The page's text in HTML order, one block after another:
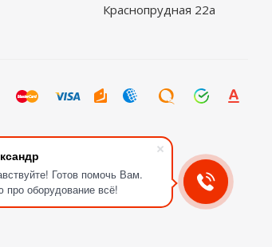
Готов помочь Вам.
про оборудование всё!
Краснопрудная 22а